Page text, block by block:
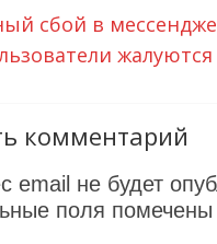
сбой в
жалуются
комментарий
email не будет
поля